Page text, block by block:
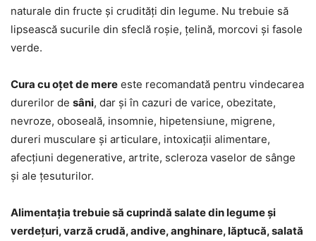
naturale din fructe și crudități din legume. Nu trebuie să
lipsească sucurile din sfeclă roșie, țelină, morcovi și fasole
verde.
Cura cu oțet de mere este recomandată pentru vindecarea
durerilor de sâni, dar și în cazuri de varice, obezitate,
nevroze, oboseală, insomnie, hipetensiune, migrene,
dureri musculare și articulare, intoxicații alimentare,
afecțiuni degenerative, artrite, scleroza vaselor de sânge
și ale țesuturilor.
Alimentația trebuie să cuprindă salate din legume și
verdețuri, varză crudă, andive, anghinare, lăptucă, salată